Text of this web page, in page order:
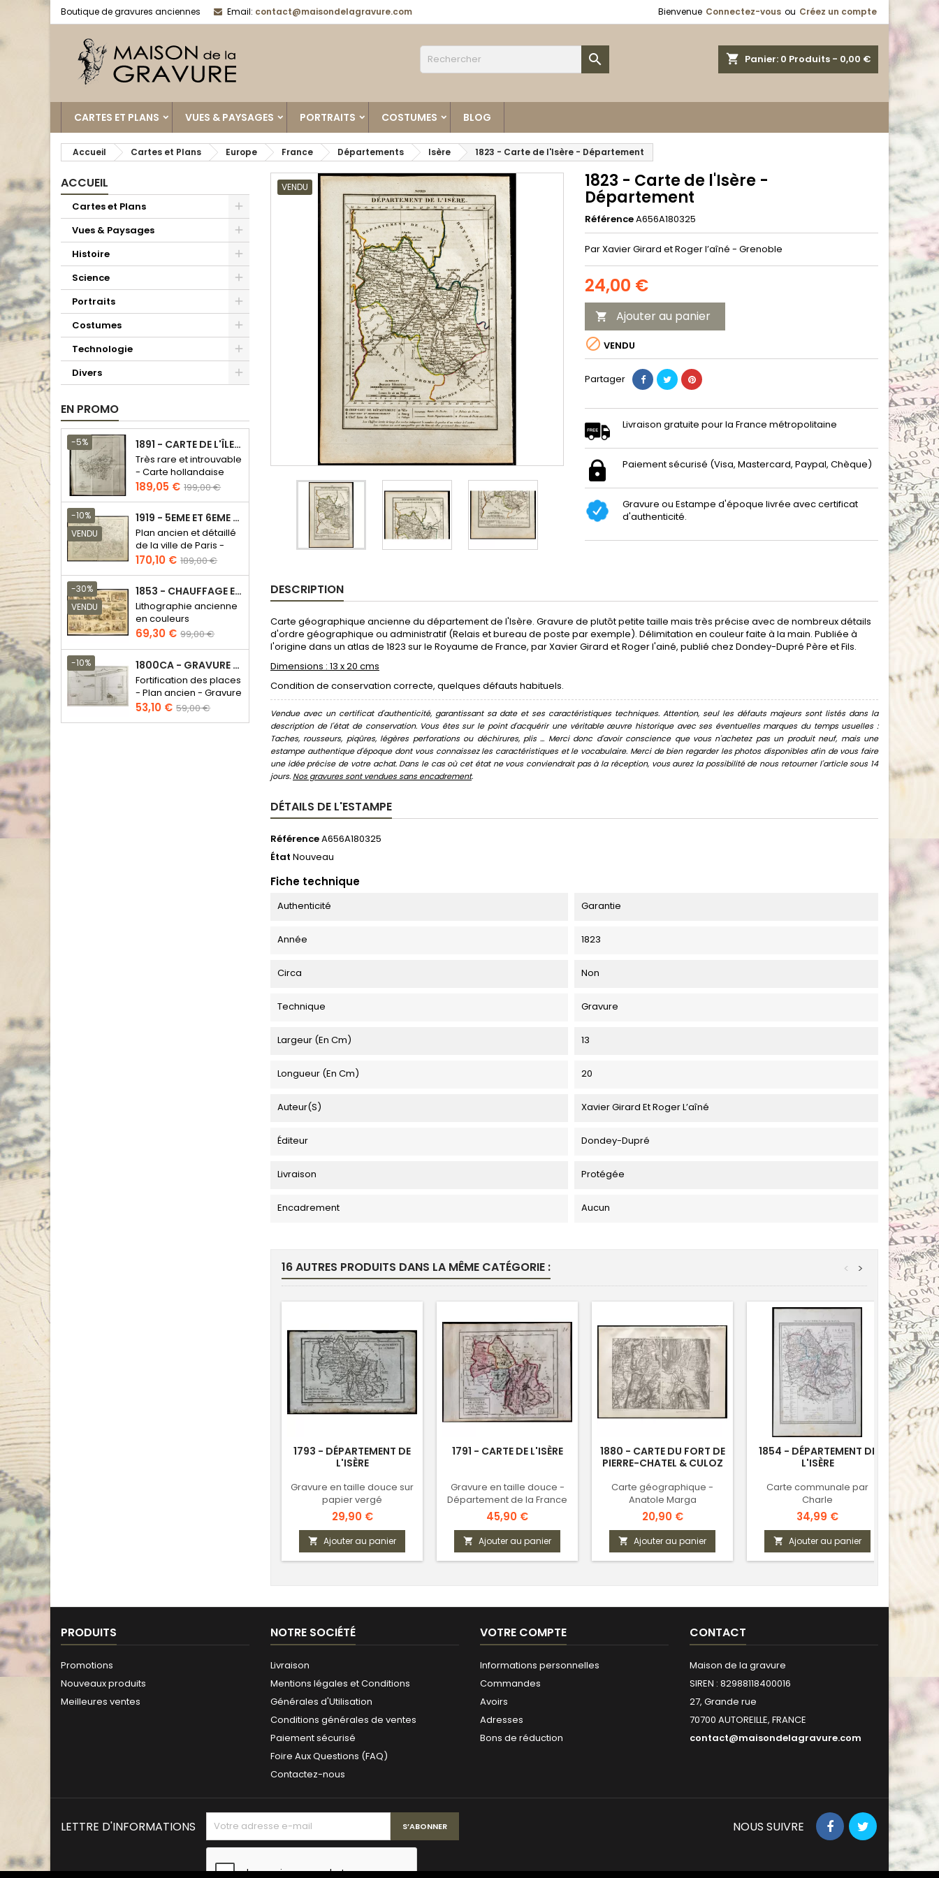
Boutique de gravures anciennes Email: contact@maisondelagravure.com Bienvenue Connectez-vous ou Créez un compte
shopping_cart Panier: 0 Produits - 0,00 €

CARTES ET PLANS VUES & PAYSAGES PORTRAITS COSTUMES BLOG
Accueil Cartes et Plans Europe France Départements Isère 1823 - Carte de l'Isère - Département
ACCUEIL
Cartes et Plans
Vues & Paysages
Histoire
Science
Portraits
Costumes
Technologie
Divers
EN PROMO
-5% 1891 - CARTE DE L'ÎLE DE BORNÉO
Très rare et introuvable
- Carte hollandaise
Prix
189,05 € Prix
de
base
199,00 €
-10%
VENDU
1919 - 5EME ET 6EME ARRONDISSEMENT DE PARIS
Plan ancien et détaillé
de la ville de Paris -
Odéon - Sorbonne
Prix
170,10 € Prix
de
base
189,00 €
-30%
VENDU
1853 - CHAUFFAGE ET ÉCLAIRAGE (LITHOGRAPHIE)
Lithographie ancienne
en couleurs
Prix
69,30 € Prix
de
base
99,00 €
-10% 1800CA - GRAVURE ARCHITECTURE MILITAIRE - ATTAQUE ET DÉFENSE
Fortification des places
- Plan ancien - Gravure
en taille douce
Prix
53,10 € Prix
de
59,00 €
VENDU 1823 - Carte de l'Isère -
Département
RéférenceA656A180325
Par Xavier Girard et Roger l’aîné - Grenoble
24,00 €
 Ajouter au panier
 VENDU
Partager
Livraison gratuite pour la France métropolitaine
Paiement sécurisé (Visa, Mastercard, Paypal, Chèque)
Gravure ou Estampe d'époque livrée avec certificat
d'authenticité.
DESCRIPTION
Carte géographique ancienne du département de l'Isère. Gravure de plutôt petite taille mais très précise avec de nombreux détails
d'ordre géographique ou administratif (Relais et bureau de poste par exemple). Délimitation en couleur faite à la main. Publiée à
l'origine dans un atlas de 1823 sur le Royaume de France, par Xavier Girard et Roger l'ainé, publié chez Dondey-Dupré Père et Fils.
Dimensions : 13 x 20 cms
Condition de conservation correcte, quelques défauts habituels.
Vendue avec un certificat d'authenticité, garantissant sa date et ses caractéristiques techniques. Attention, seul les défauts majeurs sont listés dans la
description de l'état de conservation. Vous êtes sur le point d'acquérir une véritable œuvre historique avec ses éventuelles marques du temps usuelles :
Taches, rousseurs, piqûres, légères perforations ou déchirures, plis ... Merci donc d'avoir conscience que vous n'achetez pas un produit neuf, mais une
estampe authentique d'époque dont vous connaissez les caractéristiques et le vocabulaire. Merci de bien regarder les photos disponibles afin de vous faire
une idée précise de votre achat. Dans le cas où cet état ne vous conviendrait pas à la réception, vous aurez la possibilité de nous retourner l'article sous 14
jours. Nos gravures sont vendues sans encadrement.
DÉTAILS DE L'ESTAMPE
RéférenceA656A180325
État Nouveau
Fiche technique
Authenticité Garantie
Année 1823
Circa Non
Technique Gravure
Largeur (en Cm) 13
Longueur (en Cm) 20
Auteur(s) Xavier Girard Et Roger L’aîné
Éditeur Dondey-Dupré
Livraison Protégée
Encadrement Aucun
16 AUTRES PRODUITS DANS LA MÊME CATÉGORIE : >
<
1793 - DÉPARTEMENT DE
L'ISÈRE
Gravure en taille douce sur
papier vergé
Prix
29,90 €
 Ajouter au panier
1791 - CARTE DE L'ISÈRE
Gravure en taille douce -
Département de la France
révolutionnaire
Prix
45,90 €
 Ajouter au panier
1880 - CARTE DU FORT DE
PIERRE-CHATEL & CULOZ
Carte géographique -
Anatole Marga
Prix
20,90 €
 Ajouter au panier
1854 - DÉPARTEMENT DE
L'ISÈRE
Carte communale par
Charle
Prix
34,99 €
 Ajouter au panier
1874
PRODUITS
Promotions
Nouveaux produits
Meilleures ventes
NOTRE SOCIÉTÉ
Livraison
Mentions légales et Conditions
Générales d'Utilisation
Conditions générales de ventes
Paiement sécurisé
Foire Aux Questions (FAQ)
Contactez-nous
VOTRE COMPTE
Informations personnelles
Commandes
Avoirs
Adresses
Bons de réduction
CONTACT
Maison de la gravure
SIREN : 82988118400016
27, Grande rue
70700 AUTOREILLE, FRANCE
contact@maisondelagravure.com
LETTRE D'INFORMATIONS NOUS SUIVRE